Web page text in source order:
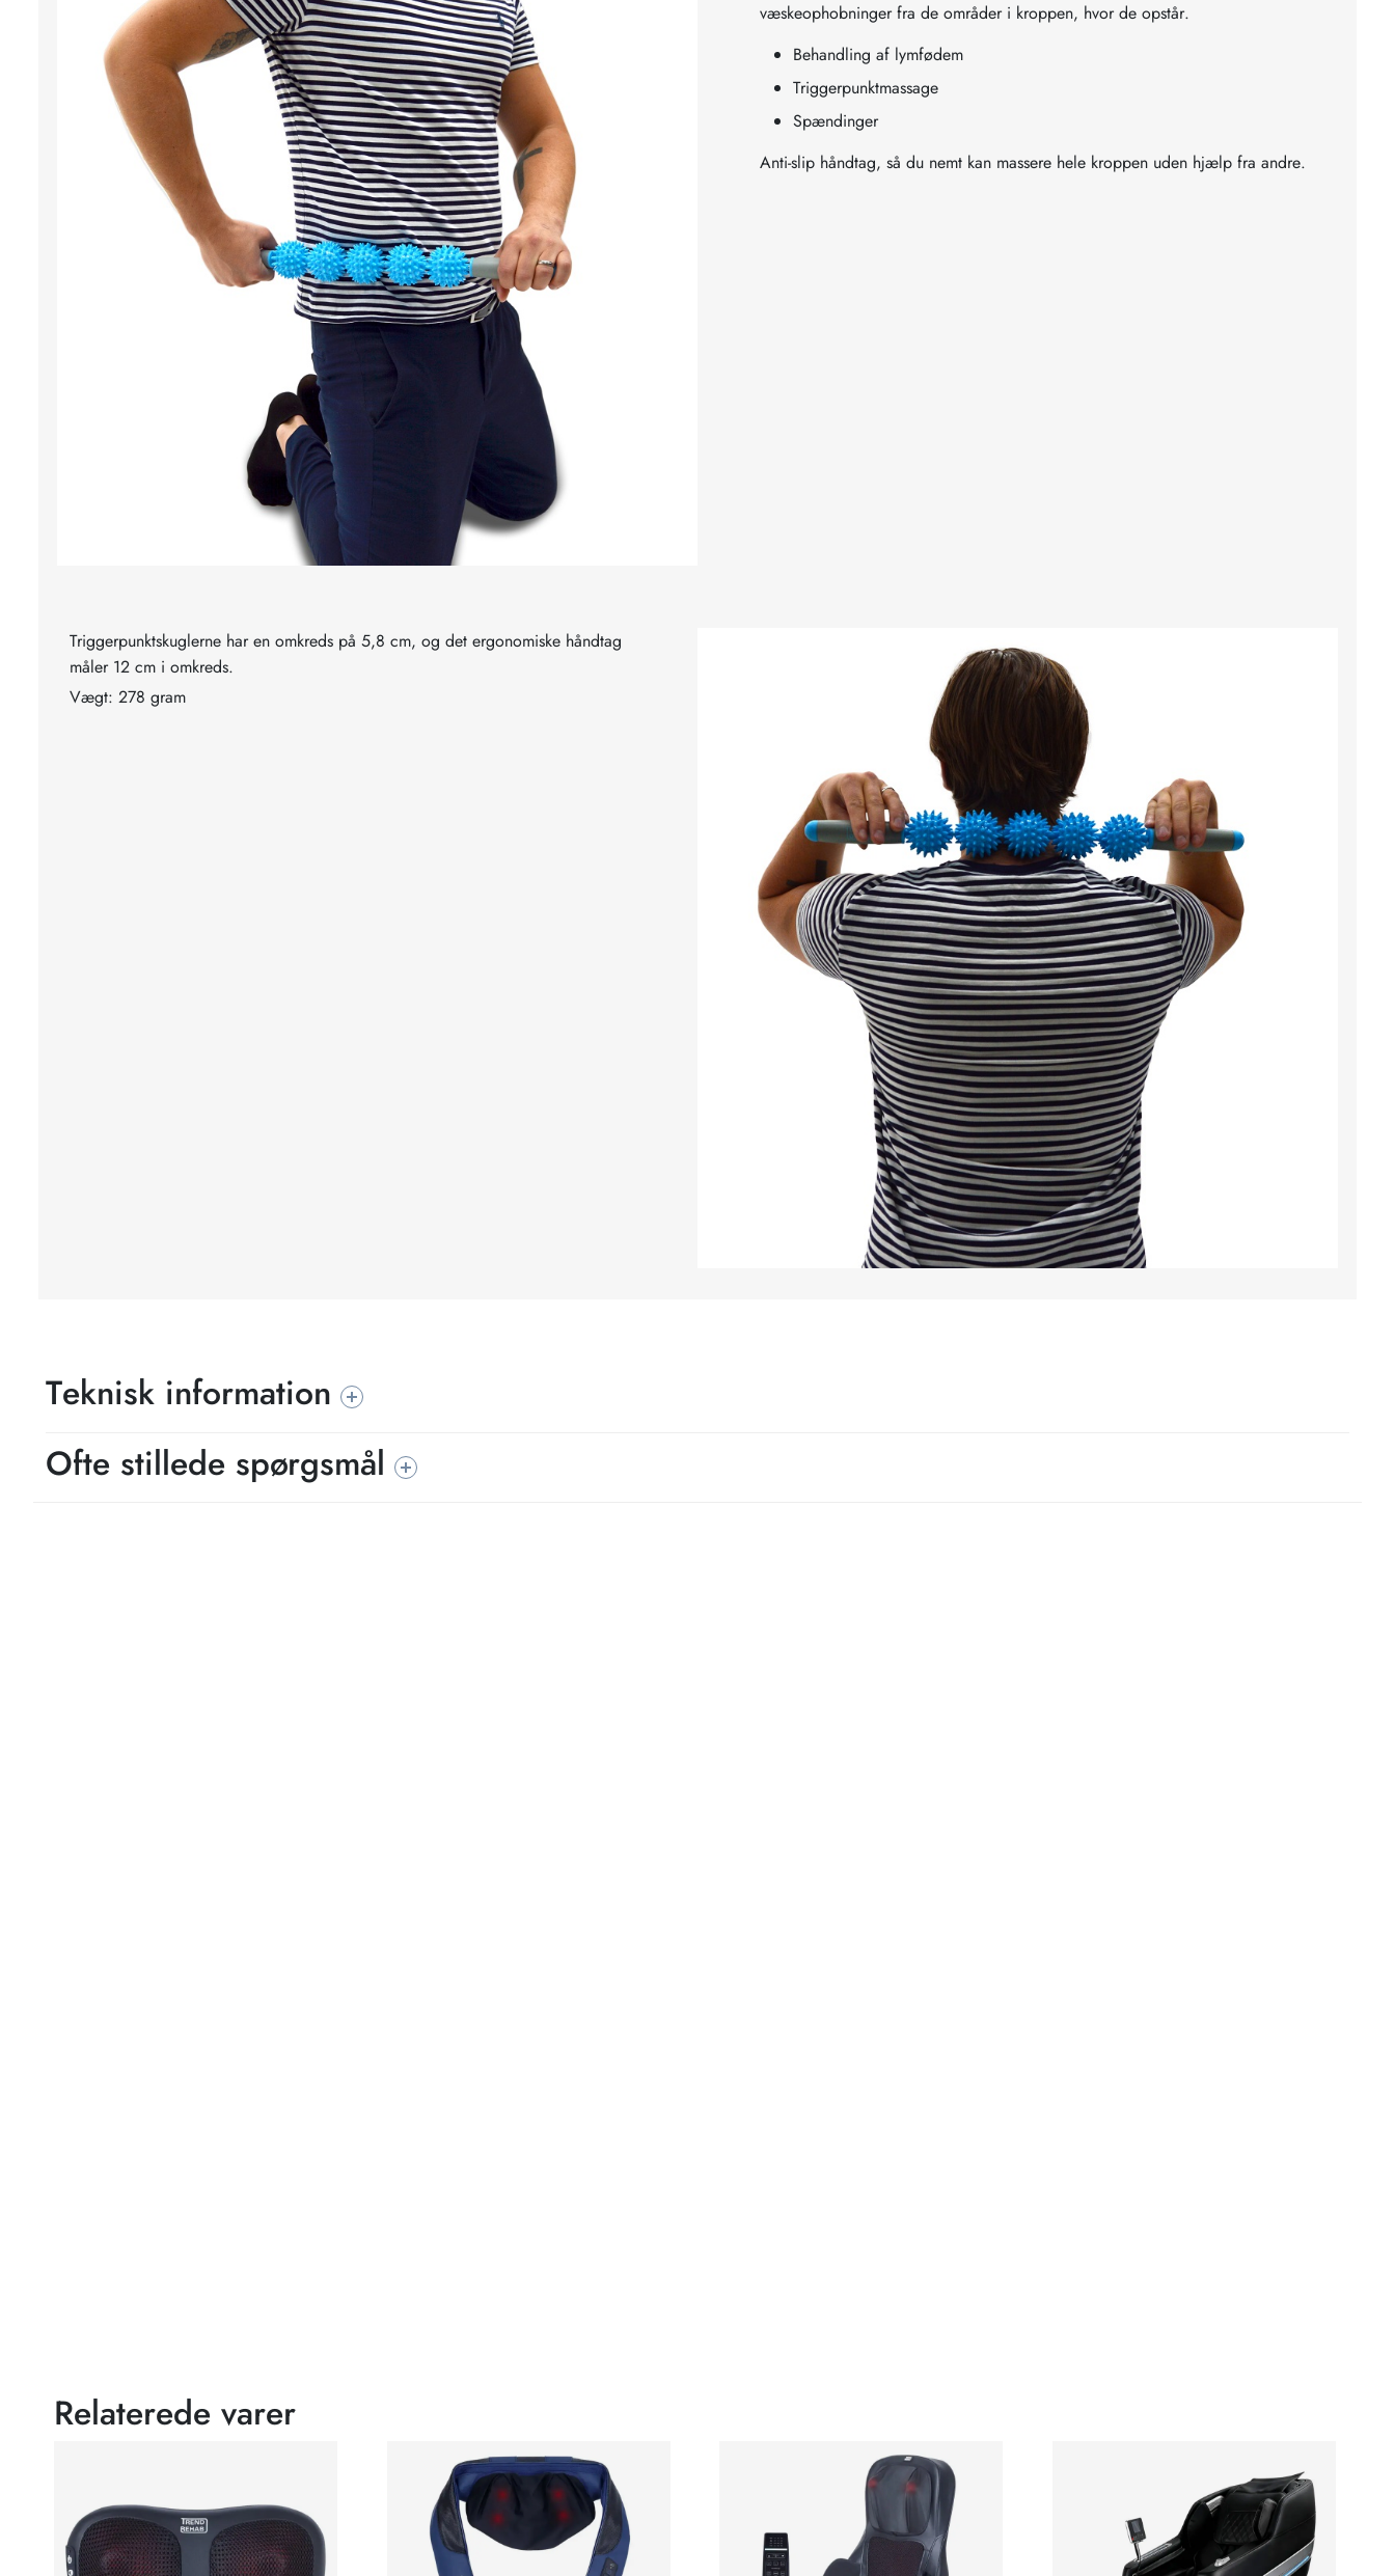
væskeophobninger fra de områder i kroppen, hvor de opstår.
Behandling af lymfødem
Triggerpunktmassage
Spændinger
Anti-slip håndtag, så du nemt kan massere hele kroppen uden hjælp fra andre.
Triggerpunktskuglerne har en omkreds på 5,8 cm, og det ergonomiske håndtag
måler 12 cm i omkreds.
Vægt: 278 gram
Teknisk information
Ofte stillede spørgsmål
Relaterede varer